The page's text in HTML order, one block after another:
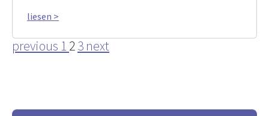
liesen >
previous 1 23 next